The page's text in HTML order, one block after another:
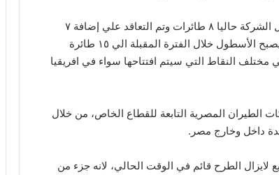
وقال محمد الشريف رئيس القطاع التجاري بالشركة أن أسطول الشركة حاليا ٨ طائرات وتم التعاقد علي إضافة ٧
طائرات جديدة بنظام التمويل التشغيلي من طرازات إيرباص، ليصبح الأسطول خلال الفترة المقبلة الي ١٥ طائرة
النقاط التي سيتم افتتاحها سواء في افريقيا
الطيران المصرية التابعة للقطاع الخاص، من خلال
داخل وخارج مصر.
أو للبيع لايزال الطرح قائم في الوقت الحالي، لانه جزء من